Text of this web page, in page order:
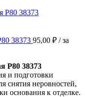
38373 95,00 ₽ / за
Р80 38373
и подготовки
снятия неровностей,
основания к отделке.